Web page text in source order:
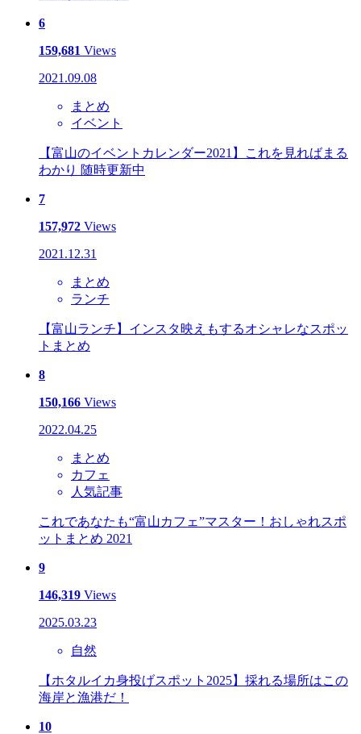
6
159,681 Views
2021.09.08
まとめ
イベント
【富山のイベントカレンダー2021】これを見ればまる
わかり 随時更新中
7
157,972 Views
2021.12.31
まとめ
ランチ
【富山ランチ】インスタ映えもするオシャレなスポッ
トまとめ
8
150,166 Views
2022.04.25
まとめ
カフェ
人気記事
これであなたも“富山カフェ”マスター！おしゃれスポ
ットまとめ 2021
9
146,319 Views
2025.03.23
自然
【ホタルイカ身投げスポット2025】採れる場所はこの
海岸と漁港だ！
10